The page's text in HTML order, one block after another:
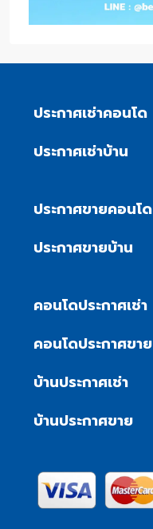
ประกาศเช่าคอนโด
ประกาศเช่าบ้าน
ประกาศขายคอนโด
ประกาศขายบ้าน
คอนโดประกาศเช่า
คอนโดประกาศขาย
บ้านประกาศเช่า
บ้านประกาศขาย